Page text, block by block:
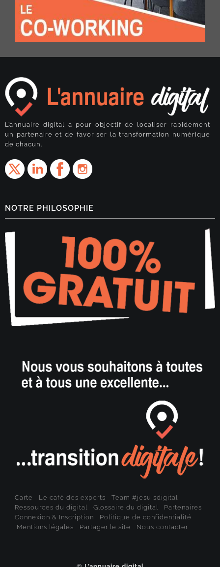
L’annuaire digital a pour objectif de localiser rapidement
un partenaire et de favoriser la transformation numérique
de chacun.
NOTRE PHILOSOPHIE
Carte Le café des experts
Team #jesuisdigital
Ressources du digital
Glossaire du digital
Partenaires
Connexion & Inscription
Politique de confidentialité
Mentions légales
Partager le site Nous contacter